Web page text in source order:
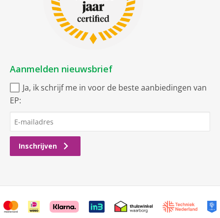
Aanmelden nieuwsbrief
Ja, ik schrijf me in voor de beste aanbiedingen van
EP:
Inschrijven